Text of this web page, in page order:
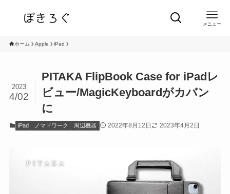
メニュー
ホーム Apple iPad
PITAKA FlipBook Case for iPadレ
ビュー/MagicKeyboardがカバン
に
2023
4/02
iPad ノマドワーク 周辺機器 2022年8月12日 2023年4月2日